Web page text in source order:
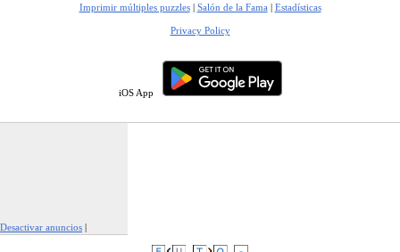
Imprimir múltiples puzzles| Salón de la Fama | Estadísticas
Privacy Policy
iOS App
Desactivar anuncios |